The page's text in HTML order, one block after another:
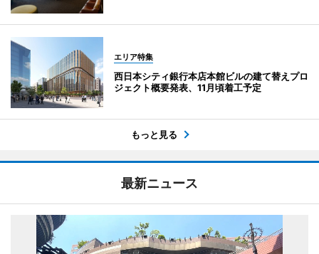
エリア特集
西日本シティ銀行本店本館ビルの建て替えプロ
ジェクト概要発表、11月頃着工予定
もっと見る
最新ニュース